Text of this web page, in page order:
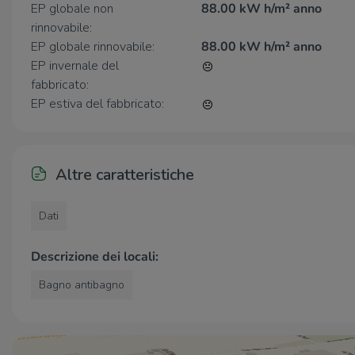
EP globale non
rinnovabile:
88.00 kW h/m² anno
EP globale rinnovabile:
88.00 kW h/m² anno
EP invernale del
fabbricato:
EP estiva del fabbricato:
Altre caratteristiche
Dati
Descrizione dei locali:
Bagno antibagno